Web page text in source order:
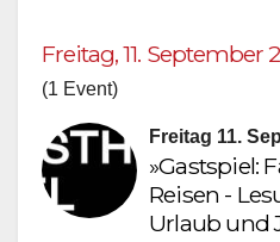
Freitag, 11. September
(1 Event)
Freitag 11.
»Gastspiel:
Reisen -
Urlaub und